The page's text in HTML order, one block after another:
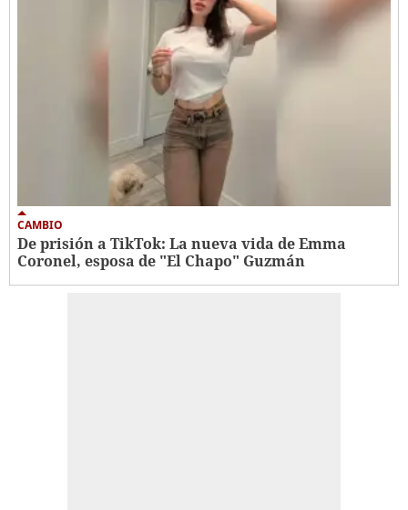
CAMBIO
De prisión a TikTok: La nueva vida de Emma
Coronel, esposa de "El Chapo" Guzmán